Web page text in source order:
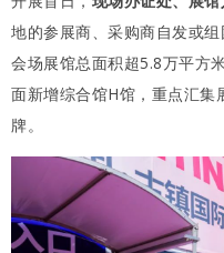
地的参展商、采购商自发或
会场展馆总面积超5.8万平方
面新增综合馆H馆，重点汇集
牌。